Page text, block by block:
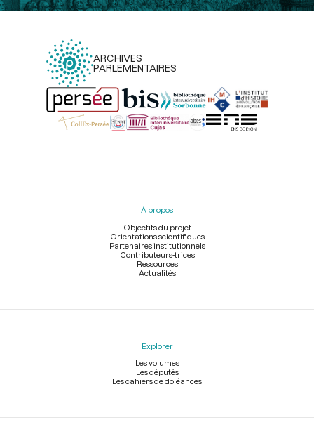
ARCHIVES
PARLEMENTAIRES
Menu
À propos
Objectifs du projet
Orientations scientifiques
Partenaires institutionnels
Contributeurs-trices
Ressources
Actualités
Explorer
Les volumes
Les députés
Les cahiers de doléances